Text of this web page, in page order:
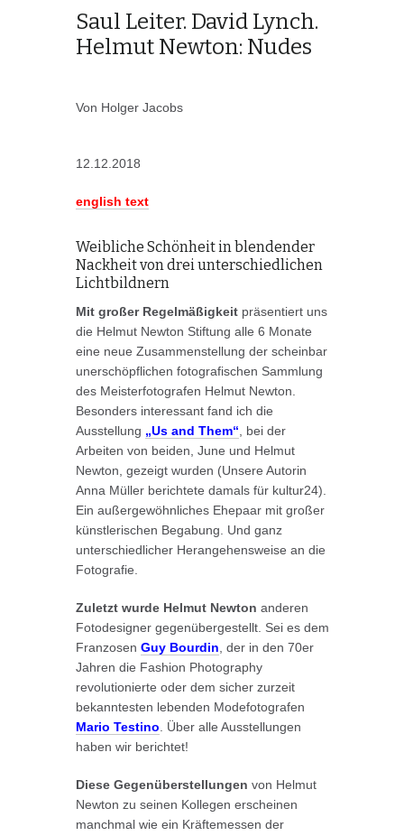
Saul Leiter. David Lynch.
Helmut Newton: Nudes
Von Holger Jacobs
12.12.2018
english text
Weibliche Schönheit in blendender
Nackheit von drei unterschiedlichen
Lichtbildnern
Mit großer Regelmäßigkeitpräsentiert uns
die Helmut Newton Stiftung alle 6 Monate
eine neue Zusammenstellung der scheinbar
unerschöpflichen fotografischen Sammlung
des Meisterfotografen Helmut Newton.
Besonders interessant fand ich die
Ausstellung „Us and Them“ , bei der
Arbeiten von beiden, June und Helmut
Newton, gezeigt wurden (Unsere Autorin
Anna Müller berichtete damals für kultur24).
Ein außergewöhnliches Ehepaar mit großer
künstlerischen Begabung. Und ganz
unterschiedlicher Herangehensweise an die
Fotografie.
Zuletzt wurde Helmut Newton anderen
Fotodesigner gegenübergestellt. Sei es dem
Franzosen Guy Bourdin , der in den 70er
Jahren die Fashion Photography
revolutionierte oder dem sicher zurzeit
bekanntesten lebenden Modefotografen
Mario Testino . Über alle Ausstellungen
haben wir berichtet!
Diese Gegenüberstellungen von Helmut
Newton zu seinen Kollegen erscheinen
manchmal wie ein Kräftemessen der